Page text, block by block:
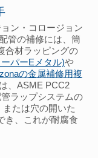
ン・コロージョン
管の補修には、簡
合材ラッピングの
パーEメタル)や
の金属補修用複
、ASME PCC2
ラップシステムの
たは穴の開いた
き、これが耐腐食